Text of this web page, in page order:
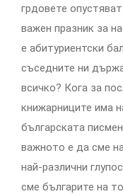
грдовете
важен празник за
е абитуриентски
съседните ни
всичко? Кога за
книжарниците има
българската
важното е да сме
най-различни
сме българите на